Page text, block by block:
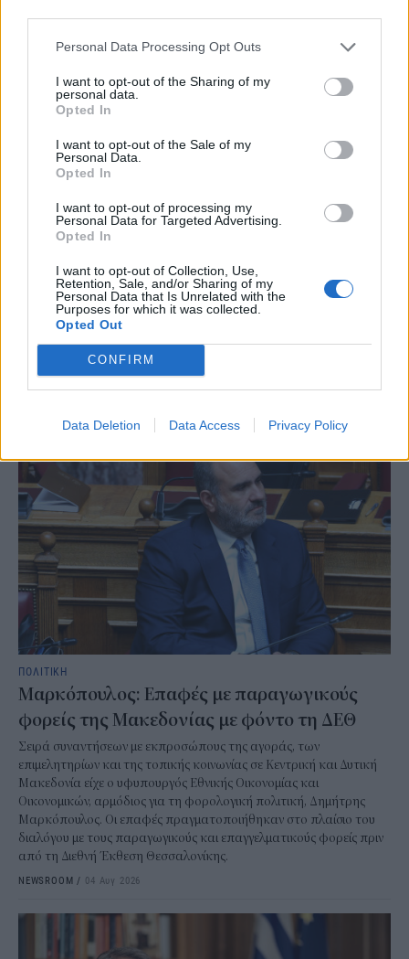
Personal Data Processing Opt Outs
I want to opt-out of the Sharing of my
personal data.
Opted In
I want to opt-out of the Sale of my
Personal Data.
Opted In
I want to opt-out of processing my
Personal Data for Targeted Advertising.
Opted In
I want to opt-out of Collection, Use,
Retention, Sale, and/or Sharing of my
Personal Data that Is Unrelated with the
Purposes for which it was collected.
Opted Out
CONFIRM
Data Deletion Data Access Privacy Policy
ΠΟΛΙΤΙΚΗ
αποκτούμε ένα από τα πρώτα
ολοκληρωμένα ψηφιακά εργαλεία στην
Ευρώπη
Ένα από τα πιο καινοτόμα ψηφιακά εργαλεία για την ενίσχυση της
διαφάνειας και την επιτάχυνση της υλοποίησης των
μητροπολιτικών έργων σε ολόκληρο το Λεκανοπέδιο περνά πλέον
από τον σχεδιασμό στην πράξη, μετά την υπογραφή της σύμβασης
Αττικής από τον Περιφερειάρχη Νίκο Χαρδαλιά .
ΠΟΛΙΤΙΚΗ
Μαρκόπουλος: Επαφές με παραγωγικούς
φορείς της Μακεδονίας με φόντο τη ΔΕΘ
Σειρά συναντήσεων με εκπροσώπους της αγοράς, των
επιμελητηρίων και της τοπικής κοινωνίας σε Κεντρική και Δυτική
Μακεδονία είχε ο υφυπουργός Εθνικής Οικονομίας και
Οικονομικών, αρμόδιος για τη φορολογική πολιτική, Δημήτρης
Μαρκόπουλος. Οι επαφές πραγματοποιήθηκαν στο πλαίσιο του
διαλόγου με τους παραγωγικούς και επαγγελματικούς φορείς πριν
από τη Διεθνή Έκθεση Θεσσαλονίκης.
NEWSROOM / 04 Αυγ 2026